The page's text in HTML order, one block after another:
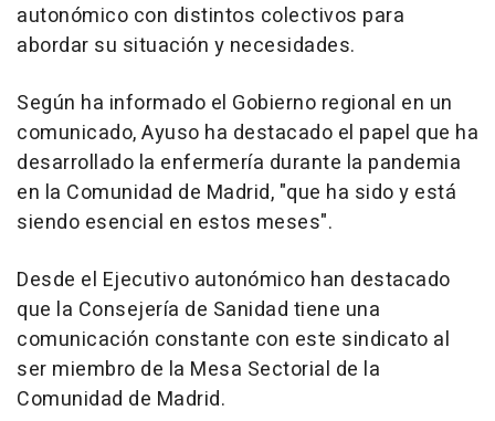
autonómico con distintos colectivos para
abordar su situación y necesidades.
Según ha informado el Gobierno regional en un
comunicado, Ayuso ha destacado el papel que ha
desarrollado la enfermería durante la pandemia
en la Comunidad de Madrid, "que ha sido y está
siendo esencial en estos meses".
Desde el Ejecutivo autonómico han destacado
que la Consejería de Sanidad tiene una
comunicación constante con este sindicato al
ser miembro de la Mesa Sectorial de la
Comunidad de Madrid.